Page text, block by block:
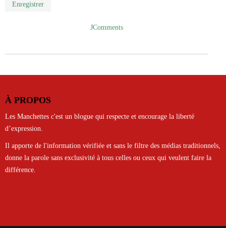
Enregistrer
JComments
À PROPOS
Les Manchettes c'est un blogue qui respecte et encourage la liberté
d’expression.
Il apporte de l'information vérifiée et sans le filtre des médias traditionnels,
donne la parole sans exclusivité à tous celles ou ceux qui veulent faire la
différence.